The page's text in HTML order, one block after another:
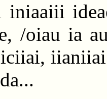
/oiau ia